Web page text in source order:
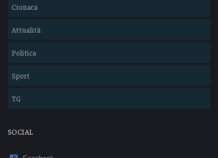
Cronaca
Attualità
Politica
Sport
TG
SOCIAL